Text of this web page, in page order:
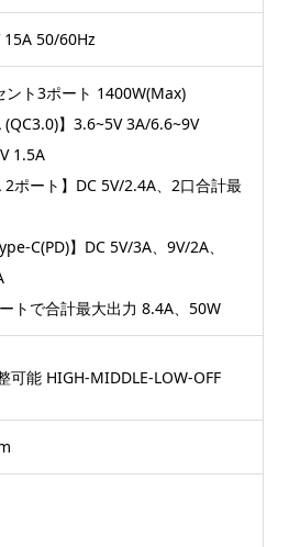
15A 50/60Hz
ント3ポート 1400W(Max)
(QC3.0)】3.6~5V 3A/6.6~9V
1.5A
2ポート】DC 5V/2.4A、2口合計最
C(PD)】DC 5V/3A、9V/2A、
トで合計最大出力 8.4A、50W
可能 HIGH-MIDDLE-LOW-OFF